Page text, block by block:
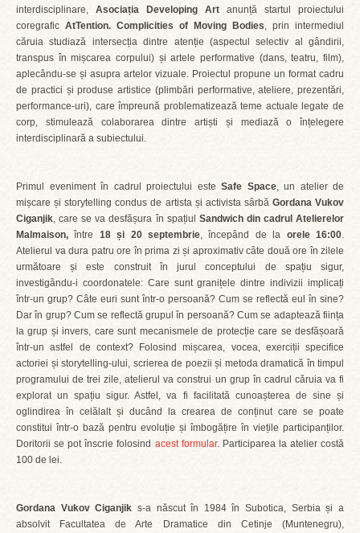
interdisciplinare, Asociația Developing Art anunță startul proiectului
coregrafic AtTention. Complicities of Moving Bodies, prin intermediul
căruia studiază intersecția dintre atenție (aspectul selectiv al gândirii,
transpus în mișcarea corpului) și artele performative (dans, teatru, film),
aplecându-se și asupra artelor vizuale. Proiectul propune un format cadru
de practici și produse artistice (plimbări performative, ateliere, prezentări,
performance-uri), care împreună problematizează teme actuale legate de
corp, stimulează colaborarea dintre artiști și mediază o înțelegere
interdisciplinară a subiectului.
Primul eveniment în cadrul proiectului este Safe Space, un atelier de
mișcare și storytelling condus de artista și activista sârbă Gordana Vukov
Ciganjik, care se va desfășura în spațiul Sandwich din cadrul Atelierelor
Malmaison,între 18 și 20 septembrie, începând de la orele 16:00.
Atelierul va dura patru ore în prima zi și aproximativ câte două ore în zilele
următoare și este construit în jurul conceptului de spațiu sigur,
investigându-i coordonatele: Care sunt granițele dintre indivizii implicați
într-un grup? Câte euri sunt într-o persoană? Cum se reflectă eul în sine?
Dar în grup? Cum se reflectă grupul în persoană? Cum se adaptează ființa
la grup și invers, care sunt mecanismele de protecție care se desfășoară
într-un astfel de context? Folosind mișcarea, vocea, exerciții specifice
actoriei și storytelling-ului, scrierea de poezii și metoda dramatică în timpul
programului de trei zile, atelierul va construi un grup în cadrul căruia va fi
explorat un spațiu sigur. Astfel, va fi facilitată cunoașterea de sine și
oglindirea în celălalt și ducând la crearea de conținut care se poate
constitui într-o bază pentru evoluție și îmbogățire în viețile participanților.
Doritorii se pot înscrie folosind acest formular. Participarea la atelier costă
100 de lei.
Gordana Vukov Ciganjik s-a născut în 1984 în Subotica, Serbia și a
absolvit Facultatea de Arte Dramatice din Cetinje (Muntenegru),